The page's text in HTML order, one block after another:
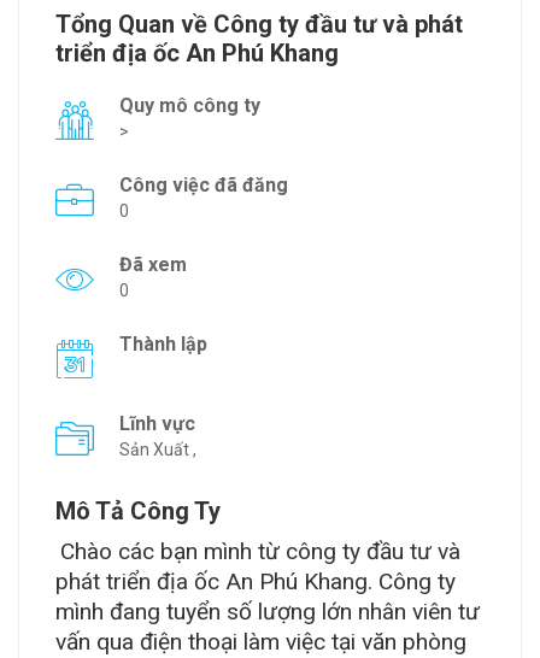
Tổng Quan về Công ty đầu tư và phát
triển địa ốc An Phú Khang
Quy mô công ty
>
Công việc đã đăng
0
Đã xem
0
Thành lập
Lĩnh vực
Sản Xuất ,
Mô Tả Công Ty
Chào các bạn mình từ công ty đầu tư và
phát triển địa ốc An Phú Khang. Công ty
mình đang tuyển số lượng lớn nhân viên tư
vấn qua điện thoại làm việc tại văn phòng